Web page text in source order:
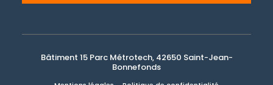
Bâtiment 15 Parc Métrotech, 42650 Saint-Jean-
Bonnefonds